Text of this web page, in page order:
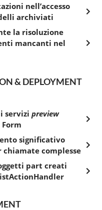
nell’accesso
archiviati
la risoluzione
mancanti nel
& DEPLOYMENT
servizi preview
significativo
complesse
part creati